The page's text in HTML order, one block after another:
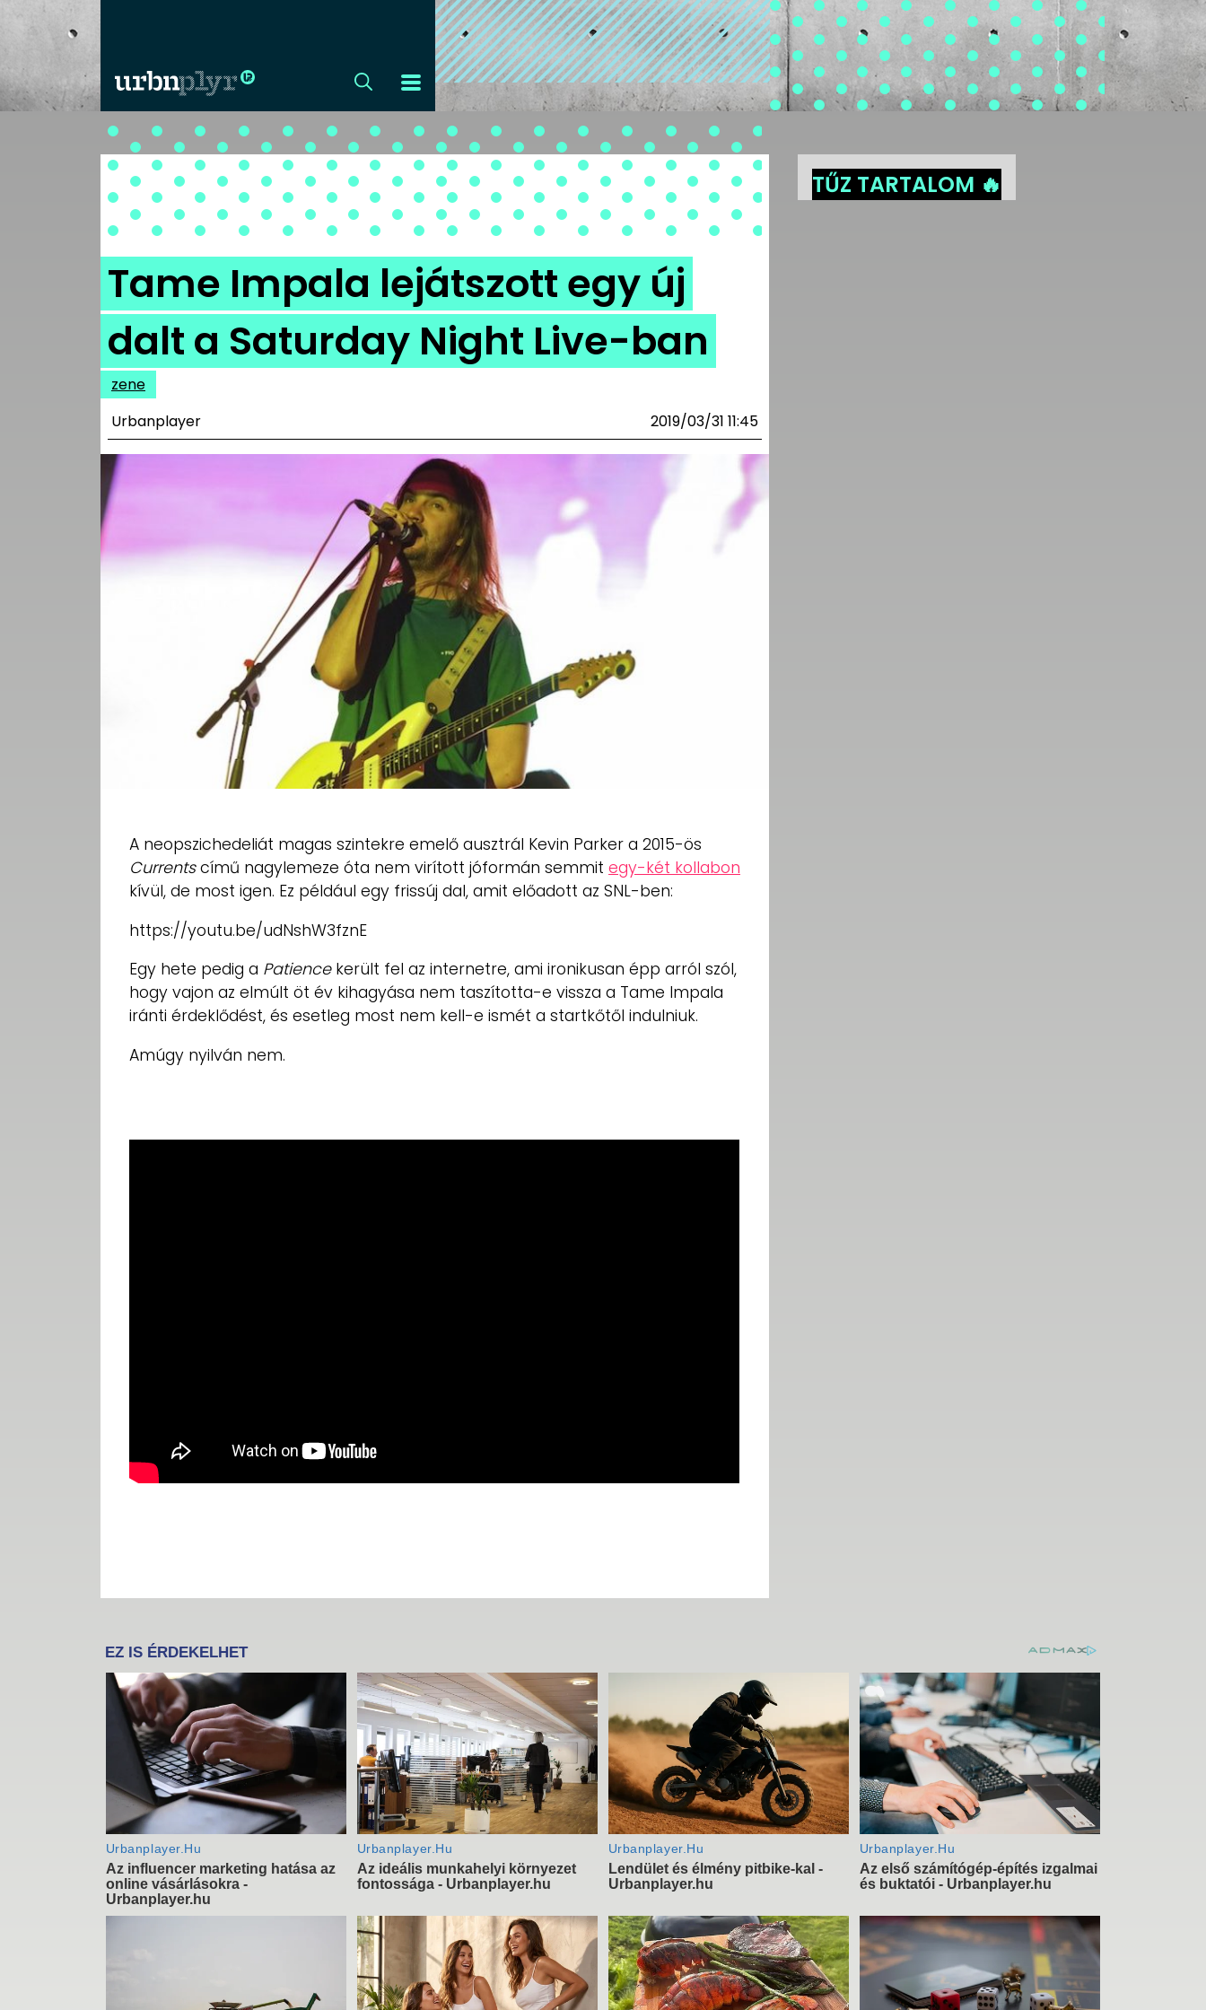
CÍMLAP
DIZÁJN
DIVAT
HIP
KULT
ZENE
PR-ARCHÍVUM
ADATKEZELÉSI
TÁJÉKOZTATÓ
Tame Impala lejátszott egy új
dalt a Saturday Night Live-ban
zene
Urbanplayer
2019/03/31 11:45
A neopszichedeliát magas szintekre emelő ausztrál Kevin Parker a 2015-ös
Currentscímű nagylemeze óta nem virított jóformán semmit egy-két kollabon
kívül, de most igen. Ez például egy frissúj dal, amit előadott az SNL-ben:
https://youtu.be/udNshW3fznE
Egy hete pedig a Patiencekerült fel az internetre, ami ironikusan épp arról szól,
hogy vajon az elmúlt öt év kihagyása nem taszította-e vissza a Tame Impala
iránti érdeklődést, és esetleg most nem kell-e ismét a startkőtől indulniuk.
Amúgy nyilván nem.
TŰZ TARTALOM 🔥